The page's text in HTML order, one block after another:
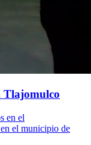
Tlajomulco
en el
el municipio de